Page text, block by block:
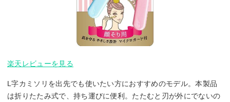
楽天レビューを見る
L字カミソリを出先でも使いたい方におすすめのモデル。本製品
は折りたたみ式で、持ち運びに便利。たたむと刃が外にでないの